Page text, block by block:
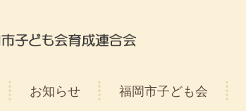
お知らせ 福岡市子ども会